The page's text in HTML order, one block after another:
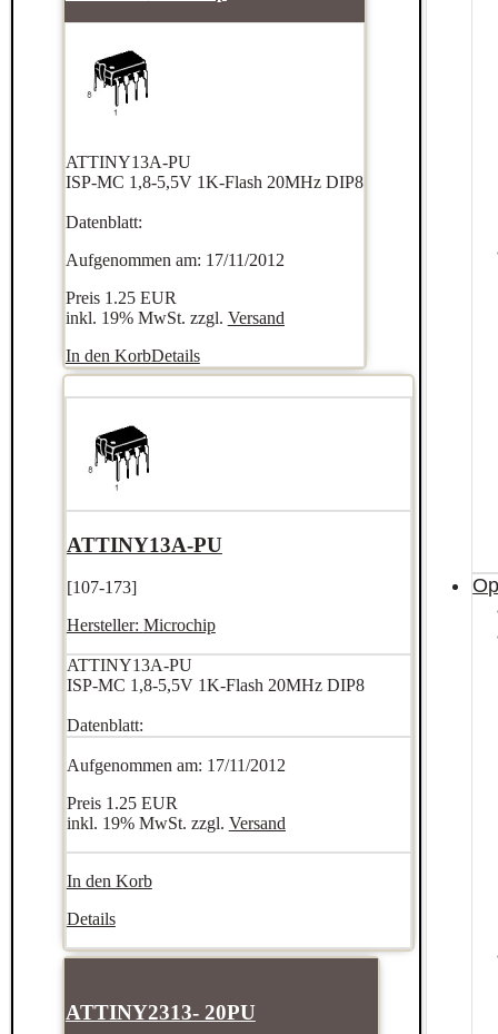
ATTINY13A-PU
ISP-MC 1,8-5,5V 1K-Flash 20MHz DIP8
Datenblatt:
Aufgenommen am: 17/11/2012
Preis 1.25 EUR
inkl. 19% MwSt. zzgl. Versand
In den KorbDetails
ATTINY13A-PU
[107-173]
Hersteller: Microchip
ATTINY13A-PU
ISP-MC 1,8-5,5V 1K-Flash 20MHz DIP8
Datenblatt:
Aufgenommen am: 17/11/2012
Preis 1.25 EUR
inkl. 19% MwSt. zzgl. Versand
In den Korb
Details
ATTINY2313- 20PU